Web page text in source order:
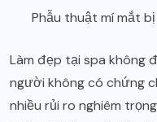
Phẫu thuật mí mắt
Làm đẹp tại spa không
người không có chứng
nhiều rủi ro nghiêm